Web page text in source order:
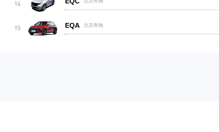
14
15 EQA 北京奔驰